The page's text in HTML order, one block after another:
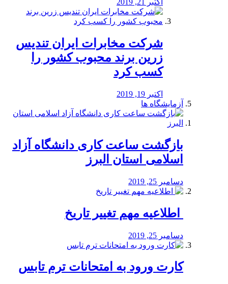
اکتبر 21, 2019
شرکت مخابرات ایران تندیس
زرین برند محبوب کشور را
کسب کرد
اکتبر 19, 2019
آزمایشگاه ها
بازگشت ساعت کاری دانشگاه آزاد
اسلامی استان البرز
دسامبر 25, 2019
️ اطلاعیه مهم تغییر تاریخ
دسامبر 25, 2019
کارت ورود به امتحانات ترم تابس